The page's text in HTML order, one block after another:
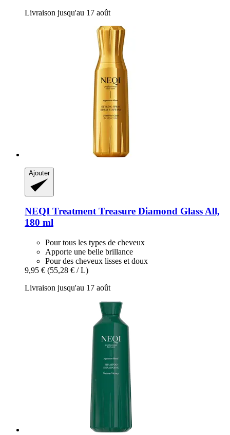
Livraison jusqu'au 17 août
Ajouter
NEQI Treatment Treasure Diamond Glass All,
180 ml
Pour tous les types de cheveux
Apporte une belle brillance
Pour des cheveux lisses et doux
9,95 € (55,28 € / L)
Livraison jusqu'au 17 août